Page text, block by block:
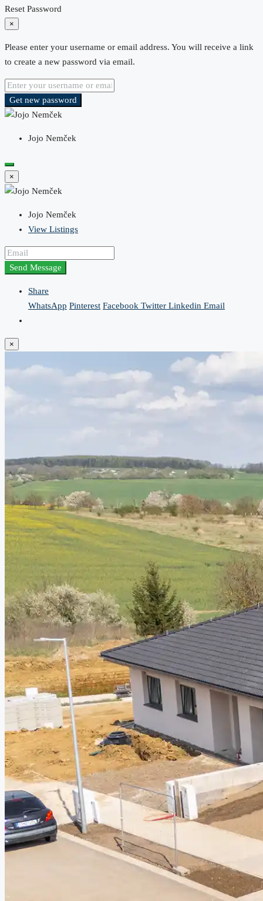
Reset Password
×
Please enter your username or email address. You will receive a link
to create a new password via email.
Get new password
Jojo Nemček
×
Jojo Nemček
View Listings
Send Message
Share
WhatsApp Pinterest Facebook Twitter Linkedin Email
×